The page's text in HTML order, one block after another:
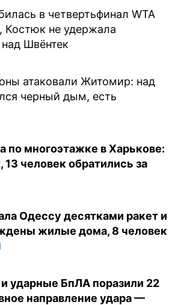
в четвертьфинал WTA
Костюк не удержала
Швёнтек
атаковали Житомир: над
черный дым, есть
по многоэтажке в Харькове:
13 человек обратились за
Одессу десятками ракет и
жилые дома, 8 человек
ударные БпЛА поразили 22
направление удара —